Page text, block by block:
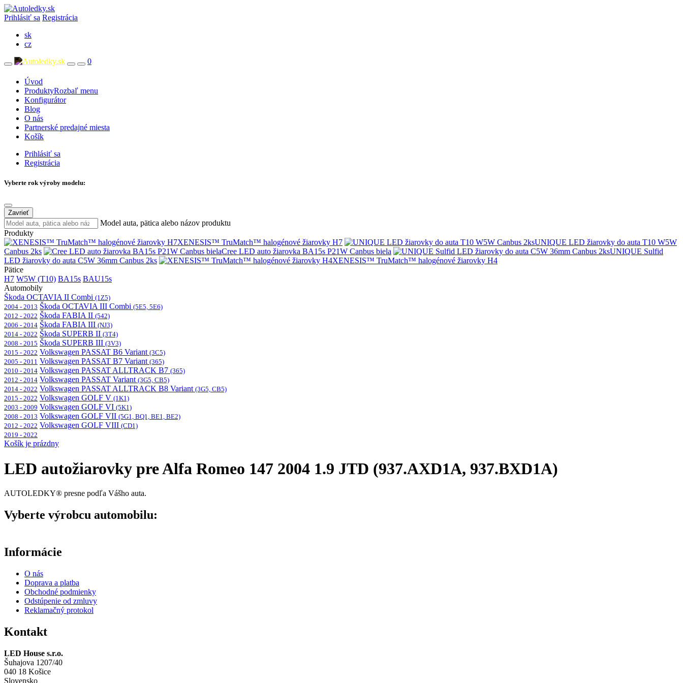
Prihlásiť sa Registrácia
sk
cz
0
Úvod
ProduktyRozbaľ menu
Konfigurátor
Blog
O nás
Partnerské predajné miesta
Košík
Prihlásiť sa
Registrácia
Vyberte rok výroby modelu:
Zavrieť
Model auta, pätica alebo názov produktu
Produkty
XENESIS™ TruMatch™ halogénové žiarovky H7
UNIQUE LED žiarovky do auta T10 W5W
Canbus 2ks
Cree LED auto žiarovka BA15s P21W Canbus biela
UNIQUE Sulfid
LED žiarovky do auta C5W 36mm Canbus 2ks
XENESIS™ TruMatch™ halogénové žiarovky H4
Pätice
H7 W5W (T10) BA15s BAU15s
Automobily
Škoda OCTAVIA II Combi (1Z5)
2004 - 2013 Škoda OCTAVIA III Combi (5E5, 5E6)
2012 - 2022 Škoda FABIA II (542)
2006 - 2014 Škoda FABIA III (NJ3)
2014 - 2022 Škoda SUPERB II (3T4)
2008 - 2015 Škoda SUPERB III (3V3)
2015 - 2022 Volkswagen PASSAT B6 Variant (3C5)
2005 - 2011 Volkswagen PASSAT B7 Variant (365)
2010 - 2014 Volkswagen PASSAT ALLTRACK B7 (365)
2012 - 2014 Volkswagen PASSAT Variant (3G5, CB5)
2014 - 2022 Volkswagen PASSAT ALLTRACK B8 Variant (3G5, CB5)
2015 - 2022 Volkswagen GOLF V (1K1)
2003 - 2009 Volkswagen GOLF VI (5K1)
2008 - 2013 Volkswagen GOLF VII (5G1, BQ1, BE1, BE2)
2012 - 2022 Volkswagen GOLF VIII (CD1)
2019 - 2022
Košík je prázdny
LED autožiarovky pre Alfa Romeo 147 2004 1.9 JTD (937.AXD1A, 937.BXD1A)
AUTOLEDKY® presne podľa Vášho auta.
Vyberte výrobcu automobilu:
Informácie
O nás
Doprava a platba
Obchodné podmienky
Odstúpenie od zmluvy
Reklamačný protokol
Kontakt
LED House s.r.o.
Šuhajova 1207/40
040 18 Košice
Slovensko